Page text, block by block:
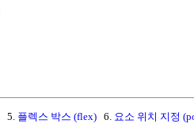
5. 플렉스 박스 (flex) 6. 요소 위치 지정